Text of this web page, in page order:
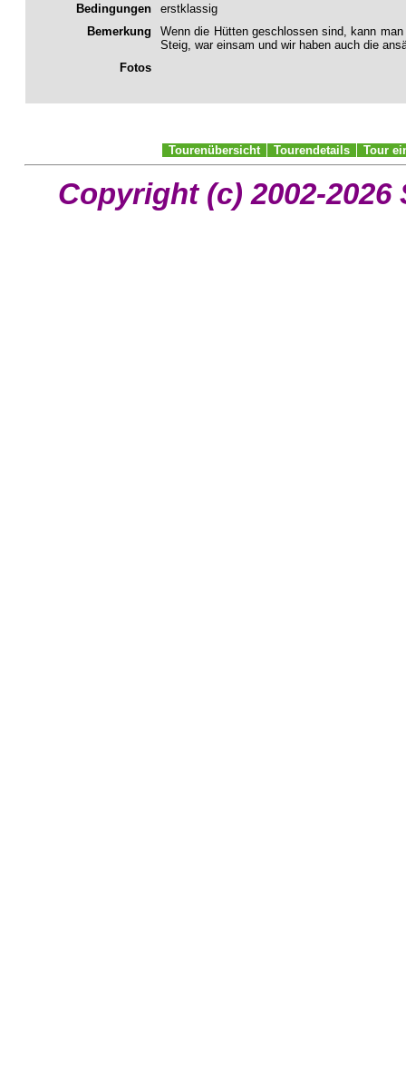
Bedingungen
erstklassig
Bemerkung
Wenn die Hütten geschlossen sind, kann
Steig, war einsam und wir haben auch die
Fotos
Tourenübersicht Tourendetails Tour
Copyright (c) 2002-